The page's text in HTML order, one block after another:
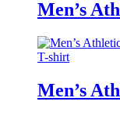
Men’s
T-shirt
Men’s